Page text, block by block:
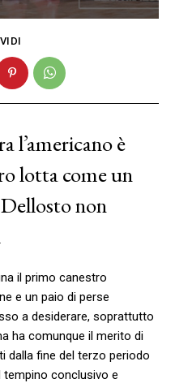
l’americano è
lotta come un
non
il primo canestro
e un paio di perse
a desiderare, soprattutto
ha comunque il merito di
dalla fine del terzo periodo
tempino conclusivo e